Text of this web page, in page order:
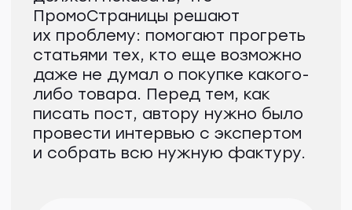
ПромоСтраницы позволяют
привлечь новую «холодную»
аудиторию, которая еще
не заинтересована
в продукте. С помощью
статей вы строите
доверительные отношения
с аудиторией, повышаете
узнаваемость бренда.